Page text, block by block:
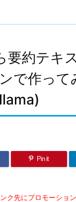
要約テキ
で作っ
Pin it
ク先にプロモーション